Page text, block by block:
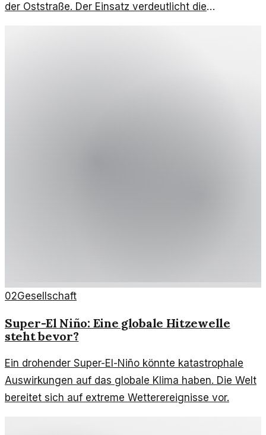
der Oststraße. Der Einsatz verdeutlicht die
Herausforderungen im Brandfall.
02Gesellschaft
Super-El Niño: Eine globale Hitzewelle
steht bevor?
Ein drohender Super-El-Niño könnte katastrophale
Auswirkungen auf das globale Klima haben. Die Welt
bereitet sich auf extreme Wetterereignisse vor.